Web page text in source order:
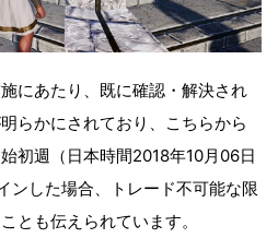
にあたり、既に確認・解決され
らかにされており、こちらから
初週（日本時間2018年10月06日
ンした場合、トレード不可能な限
とも伝えられています。